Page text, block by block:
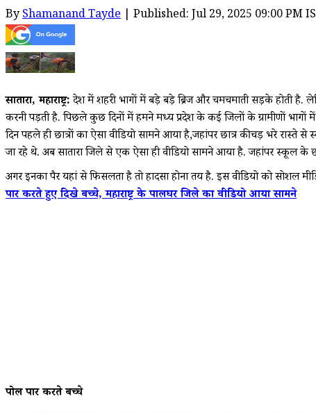
ByShamanand Tayde | Published: Jul 29, 2025 09:00 PM
सातारा, महाराष्ट्र:देश में शहरी भागों में बड़े बड़े ब्रिज और चमचमाती सड़के होती है.
करनी पड़ती है. पिछले कुछ दिनों में हमने मध्य प्रदेश के कई जिलों के ग्रामीणों भागों
दिन पहले ही छात्रों का ऐसा वीडियो सामने आया है,जहांपर छात्र कीचड़ भरे रास्ते
जा रहे थे. अब सातारा जिले से एक ऐसा ही वीडियो सामने आया है. जहांपर स्कूल
अगर इनका पैर यहां से फिसलता है तो हादसा होना तय है. इस वीडियो को
पार करते हुए दिखे बच्चे, महाराष्ट्र के पालघर जिले का वीडियो आया सामने
पोल पार करते बच्चे